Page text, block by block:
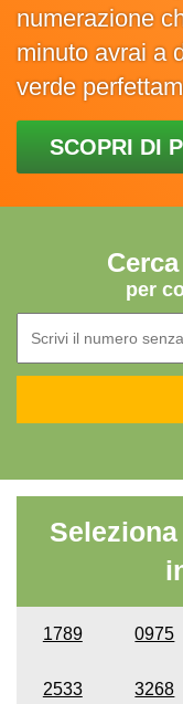
numerazione
minuto avrai a
verde
SCOPRI DI
per
1789 0975
2533 3268